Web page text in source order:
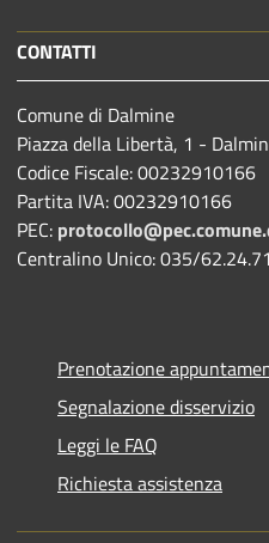
CONTATTI
Comune di Dalmine
Piazza della Libertà, 1 -
Codice Fiscale: 00232910166
Partita IVA: 00232910166
PEC:
Centralino Unico: 035/
Prenotazione
Segnalazione disservizio
Leggi le FAQ
Richiesta assistenza